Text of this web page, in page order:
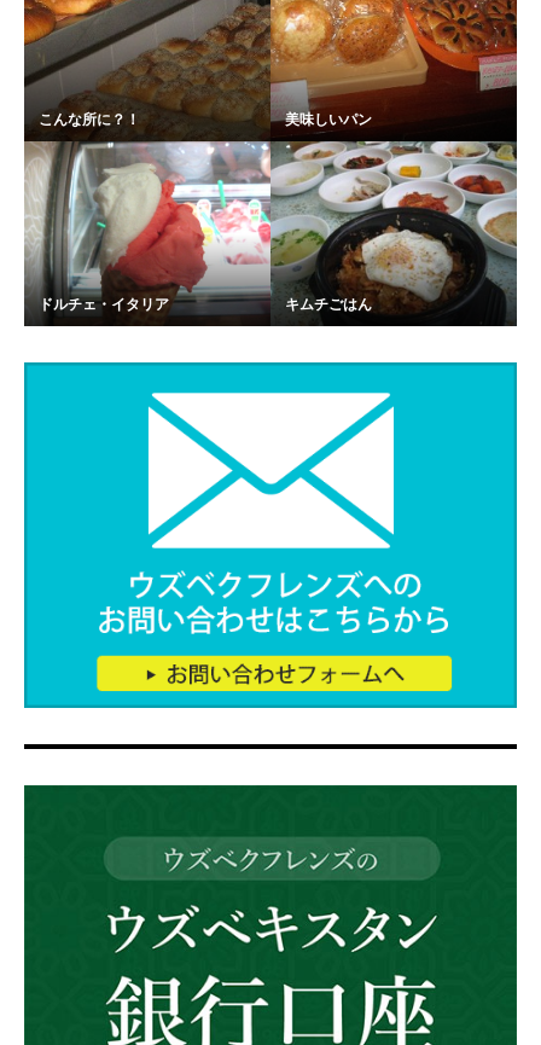
こんな所に？！ 美味しいパン
ドルチェ・イタリア キムチごはん